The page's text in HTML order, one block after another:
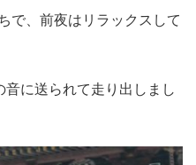
で、前夜はリラックスして
に送られて走り出しまし